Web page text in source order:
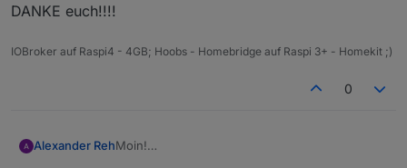
DANKE euch!!!!
IOBroker auf Raspi4 - 4GB; Hoobs - Homebridge auf Raspi 3+ - Homekit ;)
0
Alexander RehMoin!